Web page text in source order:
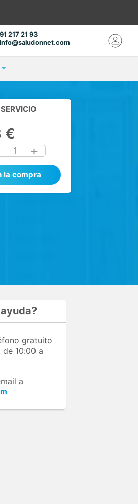
91 217 21 93
info@saludonnet.com
€
1
la compra
gratuito
de 10:00 a
a